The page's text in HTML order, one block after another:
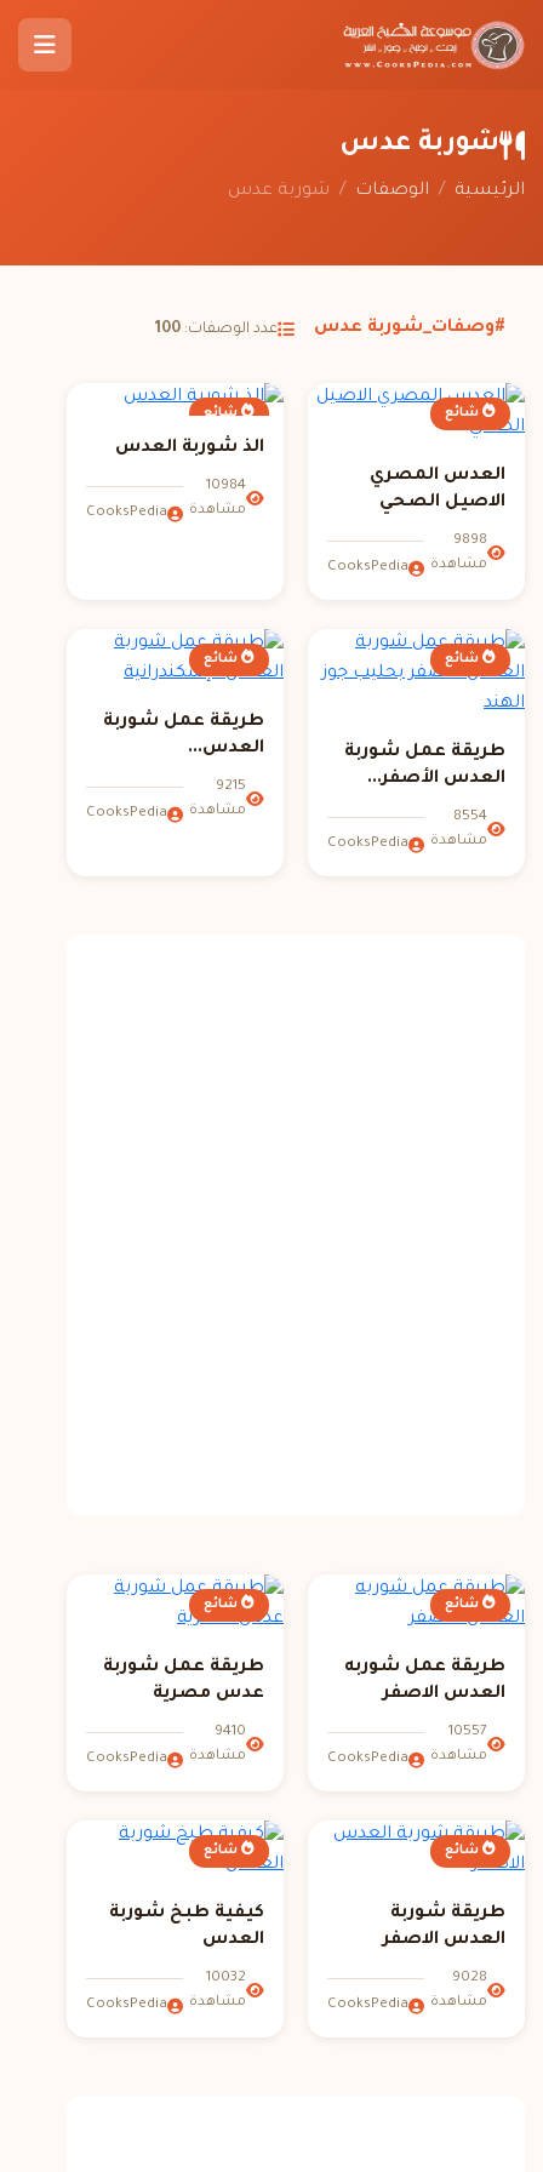
شوربة عدس
الرئيسية / الوصفات / شوربة عدس
#وصفات_شوربة عدس عدد الوصفات: 100
شائع
العدس المصري
الاصيل الصحي
9898
مشاهدة
CooksPedia
شائع
الذ شوربة العدس
10984
مشاهدة
CooksPedia
شائع
طريقة عمل شوربة
العدس الأصفر...
8554
مشاهدة
CooksPedia
شائع
طريقة عمل شوربة
العدس...
9215
مشاهدة
CooksPedia
شائع
طريقة عمل شوربه
العدس الاصفر
10557
مشاهدة
CooksPedia
شائع
طريقة عمل شوربة
عدس مصرية
9410
مشاهدة
CooksPedia
شائع
طريقة شوربة
العدس الاصفر
9028
مشاهدة
CooksPedia
شائع
كيفية طبخ شوربة
العدس
10032
مشاهدة
CooksPedia